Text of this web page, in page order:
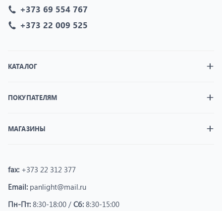
+373 69 554 767
+373 22 009 525
КАТАЛОГ
ПОКУПАТЕЛЯМ
МАГАЗИНЫ
fax: +373 22 312 377
Email: panlight@mail.ru
Пн-Пт: 8:30-18:00 / Сб: 8:30-15:00